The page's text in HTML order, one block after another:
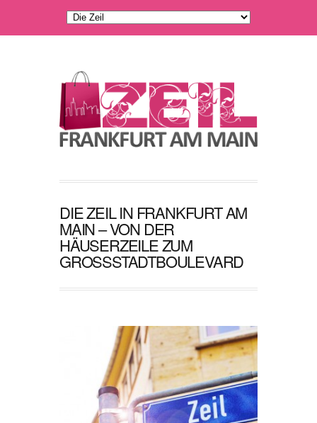
DIE ZEIL IN FRANKFURT AM
MAIN – VON DER
HÄUSERZEILE ZUM
GROSSSTADTBOULEVARD